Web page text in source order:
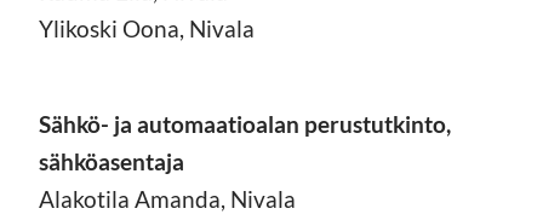
Ylikoski Oona, Nivala
Sähkö- ja automaatioalan perustutkinto,
sähköasentaja
Alakotila Amanda, Nivala